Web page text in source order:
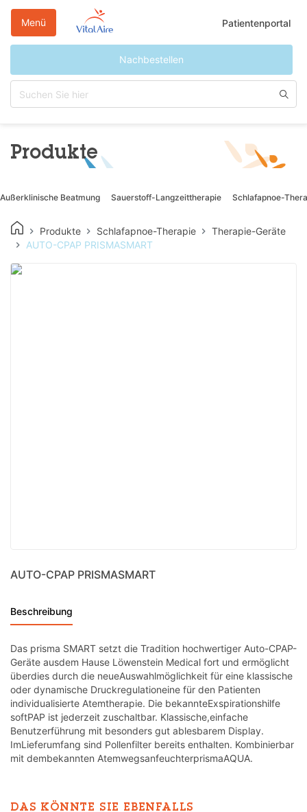
Patientenportal
Nachbestellen
Menü
Produkte
Außerklinische Beatmung Sauerstoff-Langzeittherapie Schlafapnoe-
Produkte Schlafapnoe-Therapie
Therapie-Geräte
AUTO-CPAP PRISMASMART
AUTO-CPAP PRISMASMART
Beschreibung
Das prisma SMART setzt die Tradition hochwertiger Auto-CPAP-
Geräte ausdem Hause Löwenstein Medical fort und ermöglicht
überdies durch die neueAuswahlmöglichkeit für eine klassische
oder dynamische Druckregulationeine für den Patienten
individualisierte Atemtherapie. Die bekannteExspirationshilfe
softPAP ist jederzeit zuschaltbar. Klassische,einfache
Benutzerführung mit besonders gut ablesbarem Display.
ImLieferumfang sind Pollenfilter bereits enthalten. Kombinierbar
mit dembekannten AtemwegsanfeuchterprismaAQUA.
DAS KÖNNTE SIE EBENFALLS